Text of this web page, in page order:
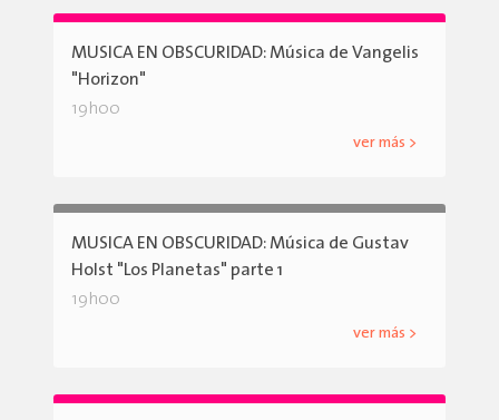
MUSICA EN OBSCURIDAD: Música de Vangelis
"Horizon"
19h00
ver más >
MUSICA EN OBSCURIDAD: Música de Gustav
Holst "Los Planetas" parte 1
19h00
ver más >